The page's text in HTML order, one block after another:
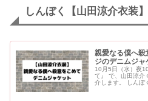
しんぼく【山田涼介衣装
親愛なる僕へ殺
ジのデニムジャ
10月5日（水）夜
て』 で、山田涼介
介します。 しんぼ